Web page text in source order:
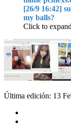
[26/9 16:42]
my balls?
Click to
Última edición: 13